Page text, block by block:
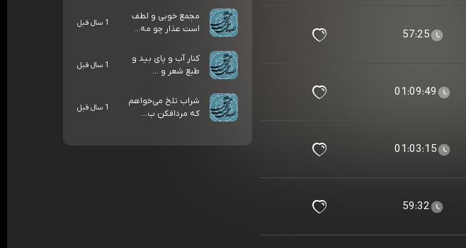
57:25
01:09:49
01:03:15
59:32
مجمع خوبی و لطف
است عذار چو مه...
1 سال قبل
کنار آب و پای بید و
طبع شعر و ...
1 سال قبل
شراب تلخ می‌خواهم
که مردافکن ب...
1 سال قبل